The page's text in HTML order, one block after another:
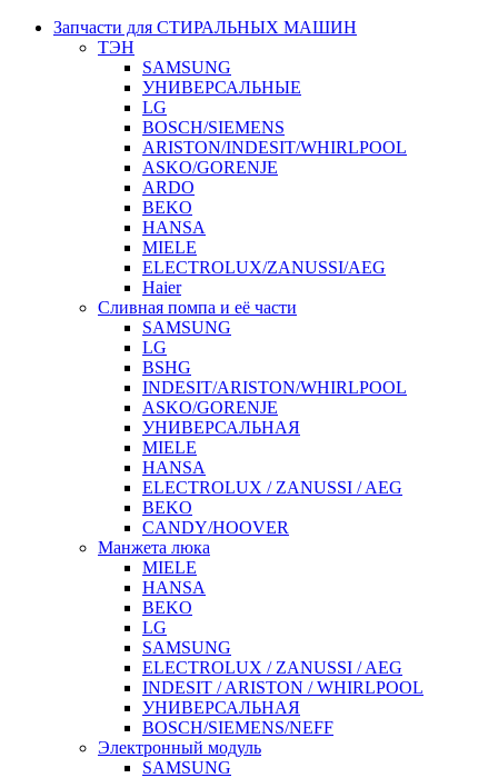
Запчасти для СТИРАЛЬНЫХ МАШИН
ТЭН
SAMSUNG
УНИВЕРСАЛЬНЫЕ
LG
BOSCH/SIEMENS
ARISTON/INDESIT/WHIRLPOOL
ASKO/GORENJE
ARDO
BEKO
HANSA
MIELE
ELECTROLUX/ZANUSSI/AEG
Haier
Сливная помпа и её части
SAMSUNG
LG
BSHG
INDESIT/ARISTON/WHIRLPOOL
ASKO/GORENJE
УНИВЕРСАЛЬНАЯ
MIELE
HANSA
ELECTROLUX / ZANUSSI / AEG
BEKO
CANDY/HOOVER
Манжета люка
MIELE
HANSA
BEKO
LG
SAMSUNG
ELECTROLUX / ZANUSSI / AEG
INDESIT / ARISTON / WHIRLPOOL
УНИВЕРСАЛЬНАЯ
BOSCH/SIEMENS/NEFF
Электронный модуль
SAMSUNG